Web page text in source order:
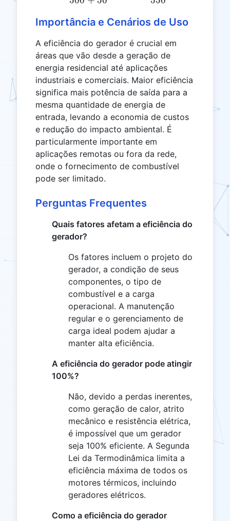
Importância e Cenários de Uso
A eficiência do gerador é crucial em
áreas que vão desde a geração de
energia residencial até aplicações
industriais e comerciais. Maior eficiência
significa mais potência de saída para a
mesma quantidade de energia de
entrada, levando a economia de custos
e redução do impacto ambiental. É
particularmente importante em
aplicações remotas ou fora da rede,
onde o fornecimento de combustível
pode ser limitado.
Perguntas Frequentes
Quais fatores afetam a eficiência do
gerador?
Os fatores incluem o projeto do
gerador, a condição de seus
componentes, o tipo de
combustível e a carga
operacional. A manutenção
regular e o gerenciamento de
carga ideal podem ajudar a
manter alta eficiência.
A eficiência do gerador pode atingir
100%?
Não, devido a perdas inerentes,
como geração de calor, atrito
mecânico e resistência elétrica,
é impossível que um gerador
seja 100% eficiente. A Segunda
Lei da Termodinâmica limita a
eficiência máxima de todos os
motores térmicos, incluindo
geradores elétricos.
Como a eficiência do gerador